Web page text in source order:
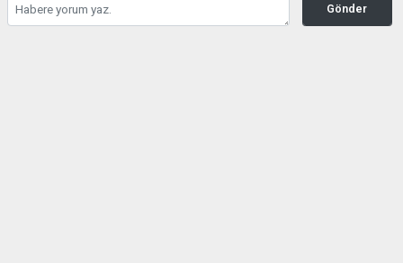
Gönder